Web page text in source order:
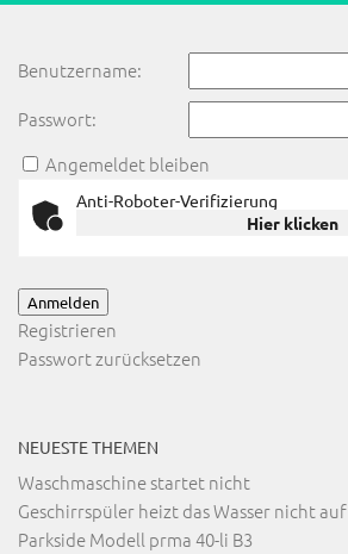
Benutzername:
Passwort:
Angemeldet bleiben
Anti-Roboter-Verifizierung
Hier klicken
Anmelden
Registrieren
Passwort zurücksetzen
NEUESTE THEMEN
Waschmaschine startet nicht
Geschirrspüler heizt das Wasser nicht auf
Parkside Modell prma 40-li B3